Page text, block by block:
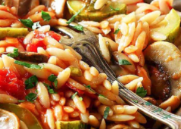
με μανιτάρια και
πολύ λίγο χρόνο για να
το με άπαχο τυρί και
τύψεις!
Εύκολη 0:25